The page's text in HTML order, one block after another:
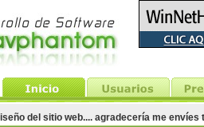
del sitio web.... agradecería me